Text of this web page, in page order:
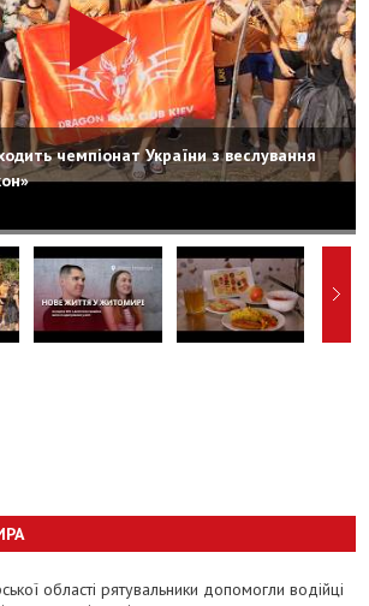
чемпіонат України з веслування
області рятувальники допомогли водійці